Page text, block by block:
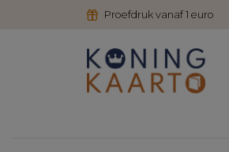
Proefdruk vanaf 1 euro